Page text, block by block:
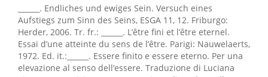
______. Endliches und ewiges Sein. Versuch eines
Aufstiegs zum Sinn des Seins, ESGA 11, 12. Friburgo:
Herder, 2006. Tr. fr.: ______. L’être fini et l’être eternel.
Essai d’une atteinte du sens de l’être. Parigi: Nauwelaerts,
1972. Ed. it.:______. Essere finito e essere eterno. Per una
elevazione al senso dell’essere. Traduzione di Luciana